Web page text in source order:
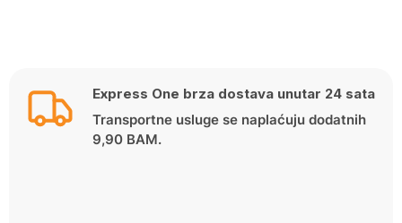
Express One brza dostava unutar 24 sata
Transportne usluge se naplaćuju dodatnih
9,90 BAM.